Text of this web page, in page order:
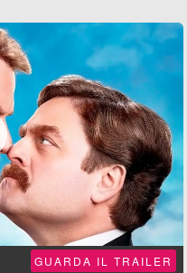
GUARDA IL TRAILER